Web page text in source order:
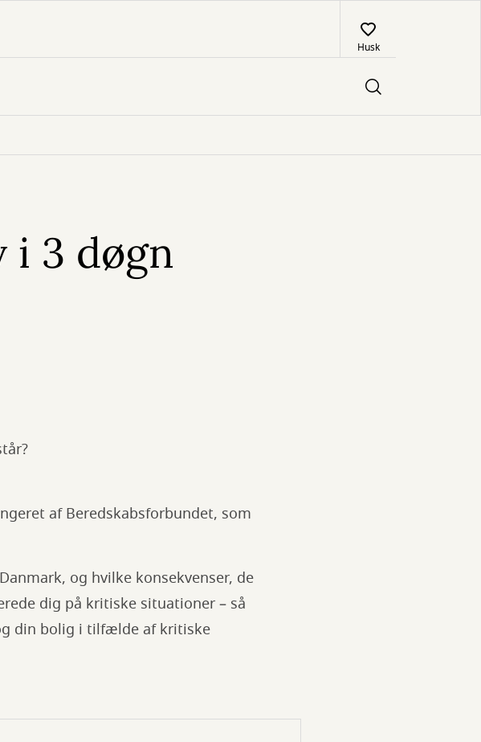
Husk
i 3 døgn
af Beredskabsforbundet, som
og hvilke konsekvenser, de
dig på kritiske situationer – så
din bolig i tilfælde af kritiske